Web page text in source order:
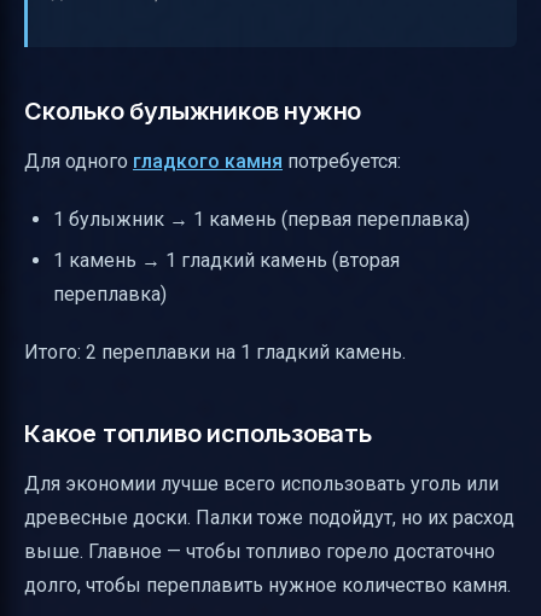
Сколько булыжников нужно
Для одного гладкого камня потребуется:
1 булыжник → 1 камень (первая переплавка)
1 камень → 1 гладкий камень (вторая
переплавка)
Итого: 2 переплавки на 1 гладкий камень.
Какое топливо использовать
Для экономии лучше всего использовать уголь или
древесные доски. Палки тоже подойдут, но их расход
выше. Главное — чтобы топливо горело достаточно
долго, чтобы переплавить нужное количество камня.